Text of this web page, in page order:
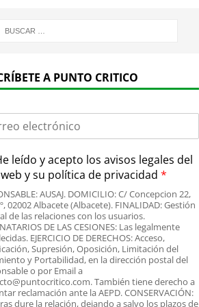
A PUNTO CRITICO
leído y acepto los avisos legales del
y su política de privacidad *
AUSAJ. DOMICILIO: C/ Concepcion 22,
02002 Albacete (Albacete). FINALIDAD: Gestión
de las relaciones con los usuarios.
DE LAS CESIONES: Las legalmente
EJERCICIO DE DERECHOS: Acceso,
Supresión, Oposición, Limitación del
y Portabilidad, en la dirección postal del
o por Email a
También tiene derecho a
reclamación ante la AEPD. CONSERVACIÓN:
dure la relación, dejando a salvo los plazos de